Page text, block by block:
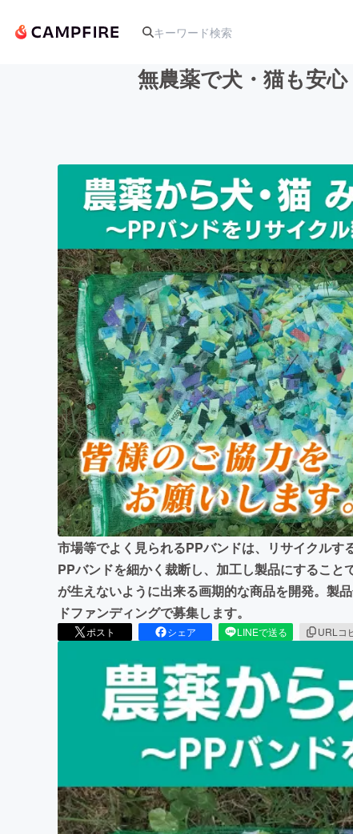
アート・写真
テクノロジー・ガジェット
映像・映画
ビジネス・起業
まちづくり・地域活性化
無農薬で犬・猫も安
市場等でよく見られるPPバンドは、リサイクル
PPバンドを細かく裁断し、加工し製品にするこ
が生えないように出来る画期的な商品を開発。製
ドファンディングで募集します。
ポスト シェア LINEで送る URLコ